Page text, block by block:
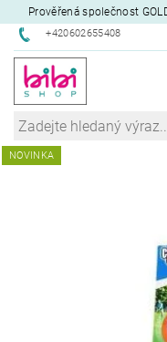
Prověřená společnost
+420602655408
NOVINKA